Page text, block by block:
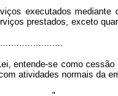
executados mediante
prestados, exceto
entende-se como
atividades normais da